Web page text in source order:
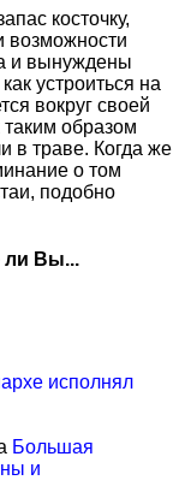
косточку,
возможности
и вынуждены
устроиться на
вокруг своей
образом
в траве. Когда же
о том
подобно
ли Вы...
исполнял
Большая
и